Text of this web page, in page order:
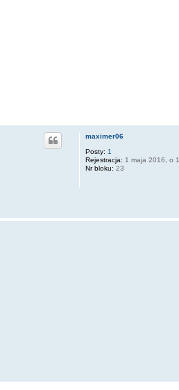
maximer06
Posty: 1
Rejestracja: 1 maja 2016, o
Nr bloku: 23